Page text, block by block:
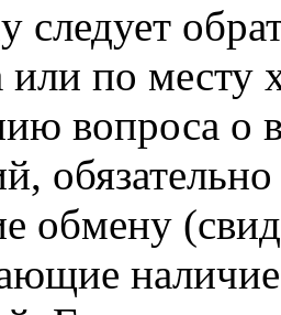
следует
или по месту
вопроса о
обмену